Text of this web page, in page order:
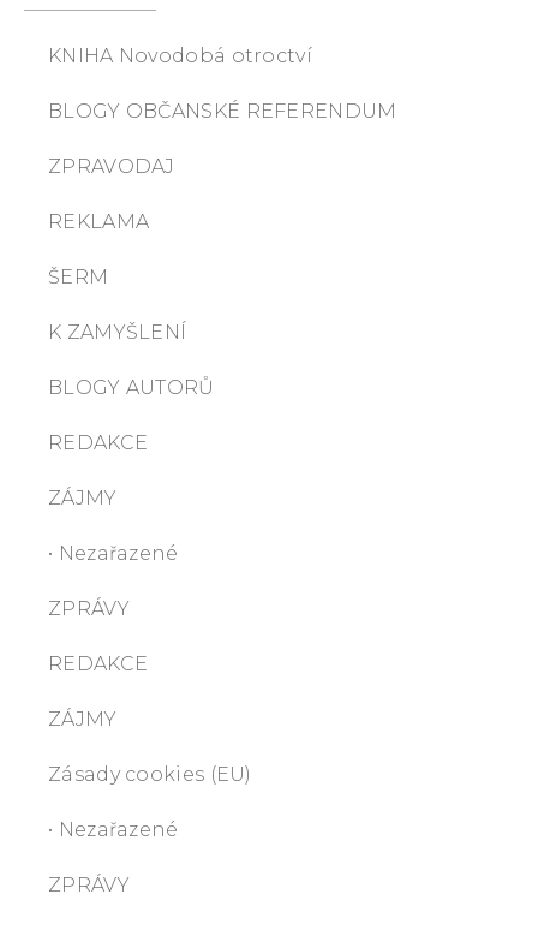
KNIHA Novodobá otroctví
BLOGY OBČANSKÉ REFERENDUM
ZPRAVODAJ
REKLAMA
ŠERM
K ZAMYŠLENÍ
BLOGY AUTORŮ
REDAKCE
ZÁJMY
• Nezařazené
ZPRÁVY
REDAKCE
ZÁJMY
Zásady cookies (EU)
• Nezařazené
ZPRÁVY